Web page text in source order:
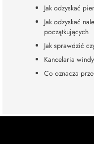
Jak odzyskać
Jak odzyskać
początkujących
Jak sprawdzić
Kancelaria
Co oznacza